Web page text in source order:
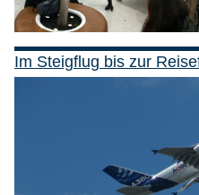
Im Steigflug bis zur